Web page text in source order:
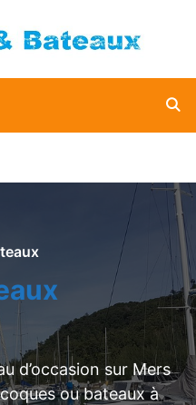
d’occasion sur Mers
ou bateaux à